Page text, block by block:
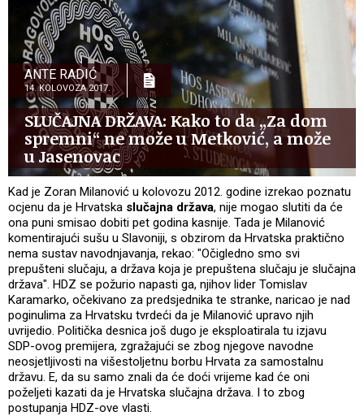
ANTE RADIĆ
14. KOLOVOZA 2017.
SLUČAJNA DRŽAVA: Kako to da „Za dom
spremni“ ne može u Metković, a može
u Jasenovac
Kad je Zoran Milanović u kolovozu 2012. godine izrekao poznatu
ocjenu da je Hrvatska slučajna država, nije mogao slutiti da će
ona puni smisao dobiti pet godina kasnije. Tada je Milanović
komentirajući sušu u Slavoniji, s obzirom da Hrvatska praktično
nema sustav navodnjavanja, rekao: "Očigledno smo svi
prepušteni slučaju, a država koja je prepuštena slučaju je slučajna
država". HDZ se požurio napasti ga, njihov lider Tomislav
Karamarko, očekivano za predsjednika te stranke, naricao je nad
poginulima za Hrvatsku tvrdeći da je Milanović upravo njih
uvrijedio. Politička desnica još dugo je eksploatirala tu izjavu
SDP-ovog premijera, zgražajući se zbog njegove navodne
neosjetljivosti na višestoljetnu borbu Hrvata za samostalnu
državu. E, da su samo znali da će doći vrijeme kad će oni
poželjeti kazati da je Hrvatska slučajna država. I to zbog
postupanja HDZ-ove vlasti.